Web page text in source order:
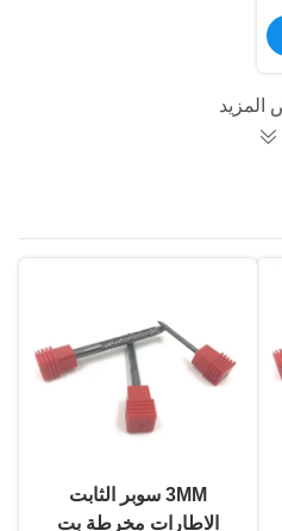
3MM سوبر الثابت
الاطارات مخرطة بت